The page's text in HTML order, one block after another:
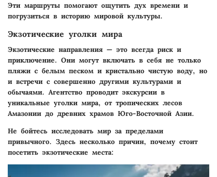
Эти маршруты помогают ощутить дух времени и
погрузиться в историю мировой культуры.
Экзотические уголки мира
Экзотические направления — это всегда риск и
приключение. Они могут включать в себя не только
пляжи с белым песком и кристально чистую воду, но
и встречи с совершенно другими культурами и
обычаями. Агентство проводит экскурсии в
уникальные уголки мира, от тропических лесов
Амазонии до древних храмов Юго-Восточной Азии.
Не бойтесь исследовать мир за пределами
привычного. Здесь несколько причин, почему стоит
посетить экзотические места: